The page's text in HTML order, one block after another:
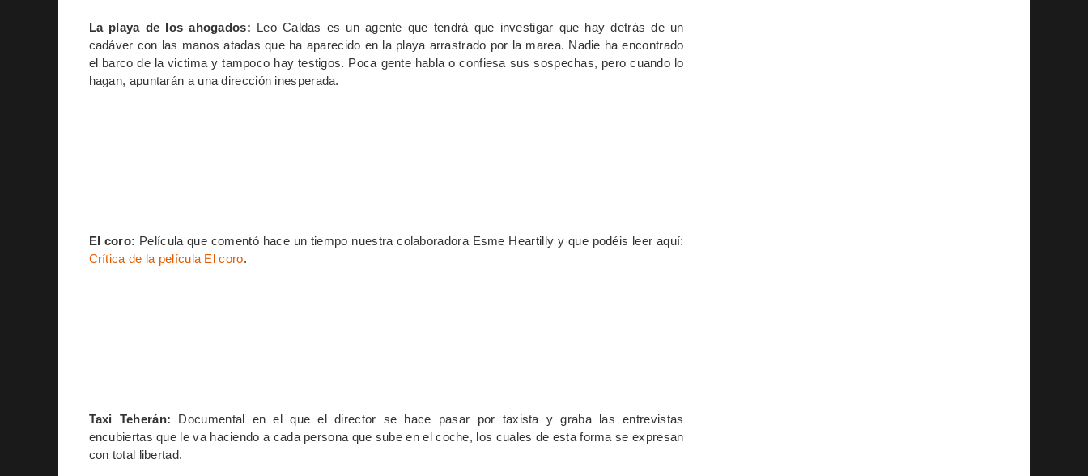
La playa de los ahogados: Leo Caldas es un agente que tendrá que investigar que hay detrás de un
cadáver con las manos atadas que ha aparecido en la playa arrastrado por la marea. Nadie ha encontrado
el barco de la victima y tampoco hay testigos. Poca gente habla o confiesa sus sospechas, pero cuando lo
hagan, apuntarán a una dirección inesperada.
El coro: Película que comentó hace un tiempo nuestra colaboradora Esme Heartilly y que podéis leer aquí:
Crítica de la película El coro.
Taxi Teherán: Documental en el que el director se hace pasar por taxista y graba las entrevistas
encubiertas que le va haciendo a cada persona que sube en el coche, los cuales de esta forma se expresan
con total libertad.